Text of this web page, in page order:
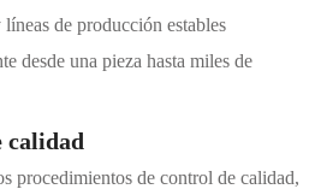
de producción estables
desde una pieza hasta miles de
calidad
procedimientos de control de calidad,